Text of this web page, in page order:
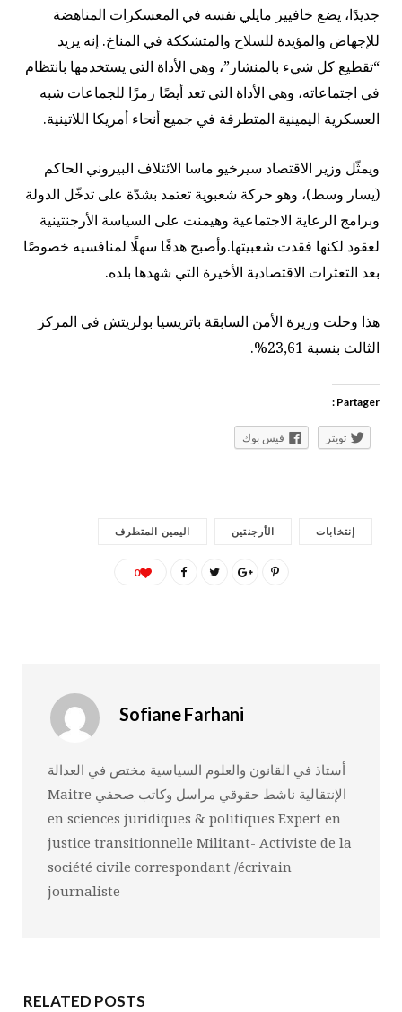
جديدًا، يضع خافيير مايلي نفسه في المعسكرات المناهضة
للإجهاض والمؤيدة للسلاح والمتشككة في المناخ. إنه يريد
“تقطيع كل شيء بالمنشار”، وهي الأداة التي يستخدمها بانتظام
في اجتماعاته، وهي الأداة التي تعد أيضًا رمزًا للجماعات شبه
العسكرية اليمينية المتطرفة في جميع أنحاء أمريكا اللاتينية.
ويمثّل وزير الاقتصاد سيرخيو ماسا الائتلاف البيروني الحاكم
(يسار وسط)، وهو حركة شعبوية تعتمد بشدّة على تدخّل الدولة
وبرامج الرعاية الاجتماعية وهيمنت على السياسة الأرجنتينية
لعقود لكنها فقدت شعبيتها.وأصبح هدفًا سهلًا لمنافسيه خصوصًا
بعد التعثرات الاقتصادية الأخيرة التي شهدها بلده.
هذا وحلت وزيرة الأمن السابقة باتريسيا بولريتش في المركز
الثالث بنسبة 23,61%.
Partager :
تويتر فيس بوك
إنتخابات الأرجنتين اليمين المتطرف
0
Sofiane Farhani
أستاذ في القانون والعلوم السياسية مختص في العدالة
الإنتقالية ناشط حقوقي مراسل وكاتب صحفي Maitre
en sciences juridiques & politiques Expert en
justice transitionnelle Militant- Activiste de la
société civile correspondant /écrivain
journaliste
RELATED POSTS